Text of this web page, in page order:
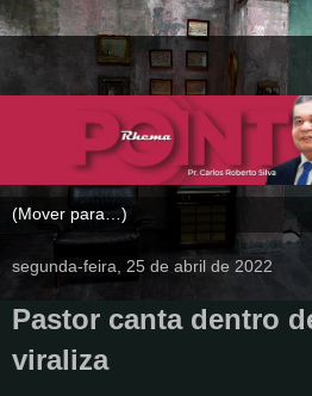
segunda-feira, 25 de abril de 2022
Pastor canta dentro
viraliza